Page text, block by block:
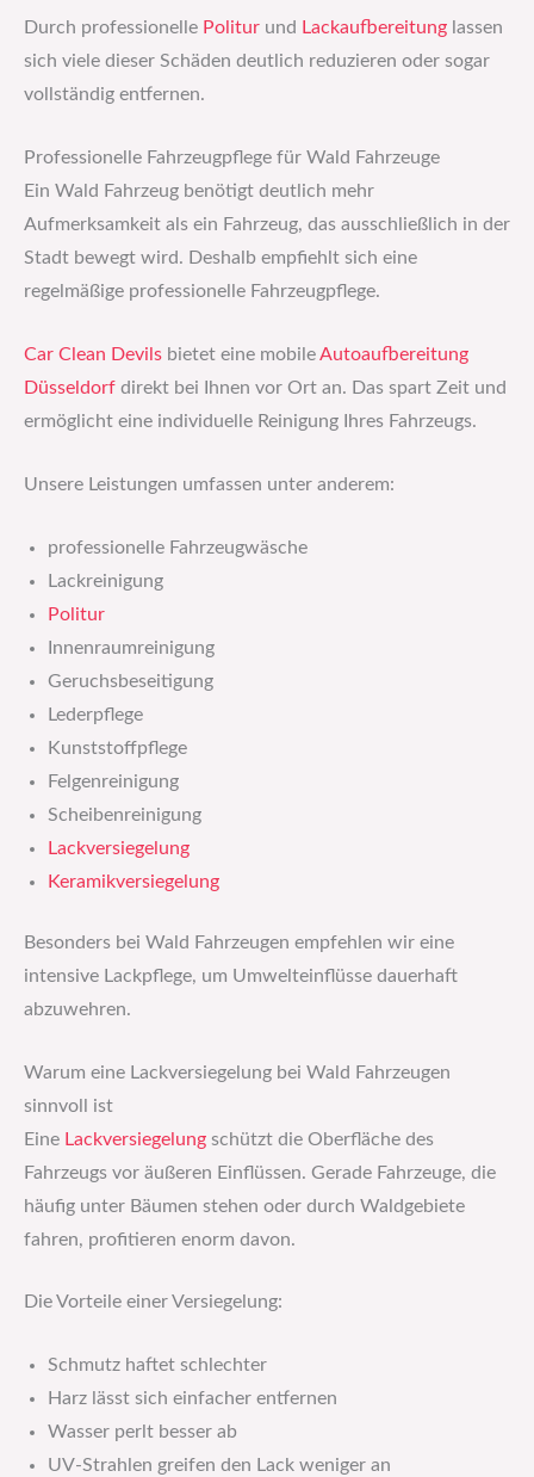
Durch professionelle Politur und Lackaufbereitung lassen
sich viele dieser Schäden deutlich reduzieren oder sogar
vollständig entfernen.
Professionelle Fahrzeugpflege für Wald Fahrzeuge
Ein Wald Fahrzeug benötigt deutlich mehr
Aufmerksamkeit als ein Fahrzeug, das ausschließlich in der
Stadt bewegt wird. Deshalb empfiehlt sich eine
regelmäßige professionelle Fahrzeugpflege.
Car Clean Devils bietet eine mobile Autoaufbereitung
Düsseldorf direkt bei Ihnen vor Ort an. Das spart Zeit und
ermöglicht eine individuelle Reinigung Ihres Fahrzeugs.
Unsere Leistungen umfassen unter anderem:
professionelle Fahrzeugwäsche
Lackreinigung
Politur
Innenraumreinigung
Geruchsbeseitigung
Lederpflege
Kunststoffpflege
Felgenreinigung
Scheibenreinigung
Lackversiegelung
Keramikversiegelung
Besonders bei Wald Fahrzeugen empfehlen wir eine
intensive Lackpflege, um Umwelteinflüsse dauerhaft
abzuwehren.
Warum eine Lackversiegelung bei Wald Fahrzeugen
sinnvoll ist
Eine Lackversiegelung schützt die Oberfläche des
Fahrzeugs vor äußeren Einflüssen. Gerade Fahrzeuge, die
häufig unter Bäumen stehen oder durch Waldgebiete
fahren, profitieren enorm davon.
Die Vorteile einer Versiegelung:
Schmutz haftet schlechter
Harz lässt sich einfacher entfernen
Wasser perlt besser ab
UV-Strahlen greifen den Lack weniger an